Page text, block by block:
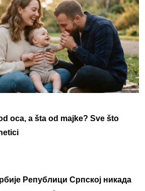
oca, a šta od majke? Sve što
Републици Српској никада